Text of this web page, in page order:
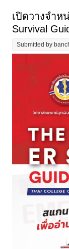
เปิดวางจำห
Survival
Submitted by